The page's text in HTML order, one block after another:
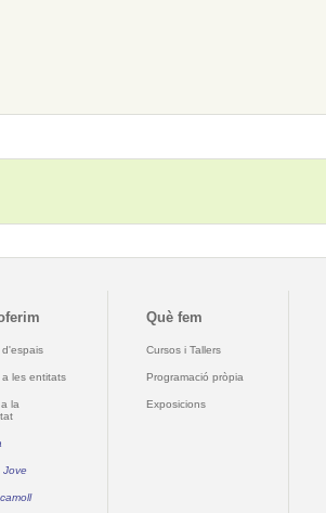
d'espais
les entitats
la
Jove
Què fem
Cursos i Tallers
Programació pròpia
Exposicions